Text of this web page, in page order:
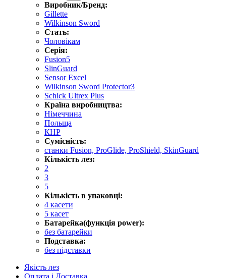
Виробник/Бренд:
Gillette
Wilkinson Sword
Стать:
Чоловікам
Серія:
Fusion5
SlinGuard
Sensor Excel
Wilkinson Sword Protector3
Schick Ultrex Plus
Країна виробництва:
Німеччина
Польща
КНР
Сумісність:
станки Fusion, ProGlide, ProShield, SkinGuard
Кількість лез:
2
3
5
Кількість в упаковці:
4 касети
5 касет
Батарейка(функція power):
без батарейки
Подставка:
без підставки
Якість лез